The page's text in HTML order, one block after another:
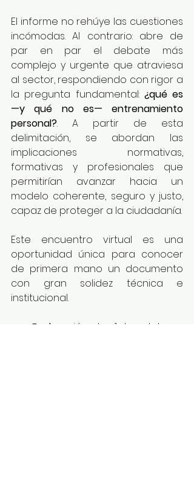
El informe no rehúye las cuestiones
incómodas. Al contrario: abre de
par en par el debate más
complejo y urgente que atraviesa
al sector, respondiendo con rigor a
la pregunta fundamental: ¿qué es
—y qué no es— entrenamiento
personal?. A partir de esta
delimitación, se abordan las
implicaciones normativas,
formativas y profesionales que
permitirían avanzar hacia un
modelo coherente, seguro y justo,
capaz de proteger a la ciudadanía.
Este encuentro virtual es una
oportunidad única para conocer
de primera mano un documento
con gran solidez técnica e
institucional.
Fecha
: miércoles, 1 de octubre